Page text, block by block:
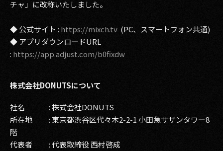
チャ」に改称いたしました。
◆ 公式サイト : https://mixch.tv (PC、スマートフォン共通)
◆ アプリダウンロードURL
: https://app.adjust.com/b0fixdw
株式会社DONUTSについて
社名 : 株式会社DONUTS
所在地 : 東京都渋谷区代々木2-2-1 小田急サザンタワー8
階
代表者 : 代表取締役 西村啓成